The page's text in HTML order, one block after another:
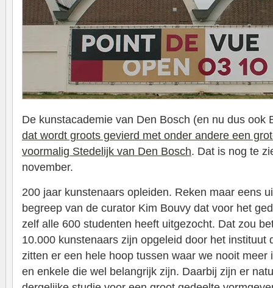
De kunstacademie van Den Bosch (en nu dus ook
dat wordt groots gevierd met onder andere een
voormalig Stedelijk van Den Bosch. Dat is nog te
november.
200 jaar kunstenaars opleiden. Reken maar eens
begreep van de curator Kim Bouvy dat voor het
zelf alle 600 studenten heeft uitgezocht. Dat zou
10.000 kunstenaars zijn opgeleid door het instituut
zitten er een hele hoop tussen waar we nooit meer
en enkele die wel belangrijk zijn. Daarbij zijn er